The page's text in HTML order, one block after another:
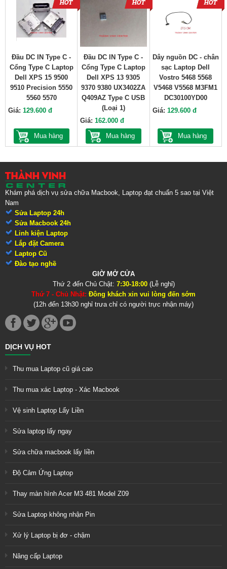
Đầu DC IN Type C -
Cổng Type C Laptop
Dell XPS 15 9500
9510 Precision 5550
5560 5570
Giá: 129.600 đ
Mua hàng
Đầu DC IN Type C -
Cổng Type C Laptop
Dell XPS 13 9305
9370 9380 UX3402ZA
Q409AZ Type C USB
(Loại 1)
Giá:162.000 đ
Mua hàng
Dây nguồn DC - chân
sạc Laptop Dell
Vostro 5468 5568
V5468 V5568 M3FM1
DC30100YD00
Giá: 129.600 đ
Mua hàng
Khám phá dịch vụ sửa chữa Macbook, Laptop đạt chuẩn 5 sao tại Việt
Nam
Sửa Laptop 24h
Sửa Macbook 24h
Linh kiện Laptop
Lắp đặt Camera
Laptop Cũ
Đào tạo nghề
GIỜ MỞ CỬA
Thứ 2 đến Chủ Chật: 7:30-18:00(Lễ nghỉ)
Thứ 7 - Chủ Nhật: Đông khách xin vui lòng đến sớm
(12h đến 13h30 nghỉ trưa chỉ có người trực nhận máy)
DỊCH VỤ HOT
Thu mua Laptop cũ giá cao
Thu mua xác Laptop - Xác Macbook
Vệ sinh Laptop Lấy Liền
Sửa laptop lấy ngay
Sửa chữa macbook lấy liền
Độ Cảm Ứng Laptop
Thay màn hình Acer M3 481 Model Z09
Sửa Laptop không nhận Pin
Xử lý Laptop bị đơ - chậm
Nâng cấp Laptop